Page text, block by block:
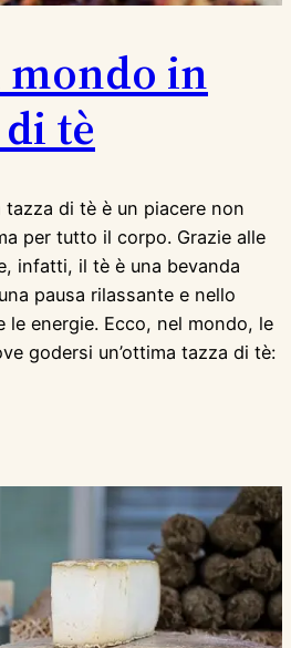
in
tè
tazza di tè è un piacere non
per tutto il corpo. Grazie alle
infatti, il tè è una bevanda
pausa rilassante e nello
le energie. Ecco, nel mondo, le
godersi un’ottima tazza di tè: